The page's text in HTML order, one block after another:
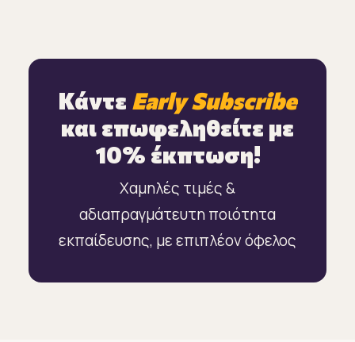
Κάντε Early Subscribe
και επωφεληθείτε με
10% έκπτωση!
Χαμηλές τιμές &
αδιαπραγμάτευτη ποιότητα
εκπαίδευσης, με επιπλέον όφελος